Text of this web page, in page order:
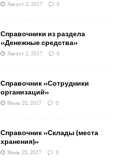
Август 2, 2017 0
Справочники из раздела
«Денежные средства»
Август 2, 2017 0
Справочник «Сотрудники
организаций»
Июль 28, 2017 0
Справочник «Склады (места
хранения)»
Июль 28, 2017 0